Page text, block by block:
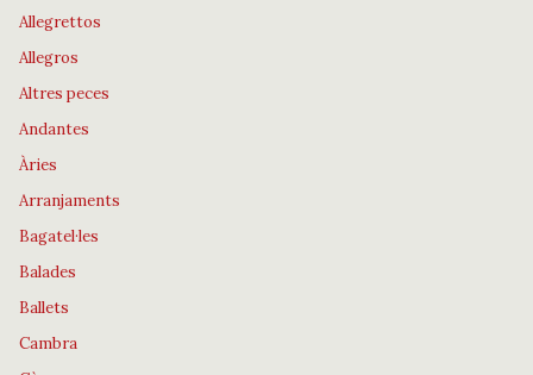
Allegrettos
Allegros
Altres peces
Andantes
Àries
Arranjaments
Bagatel·les
Balades
Ballets
Cambra